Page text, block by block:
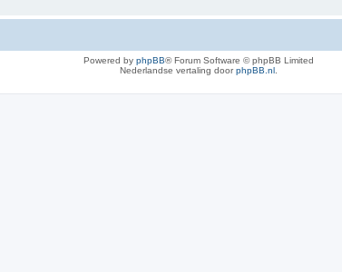
Powered by phpBB® Forum Software © phpBB Limited
Nederlandse vertaling doorphpBB.nl